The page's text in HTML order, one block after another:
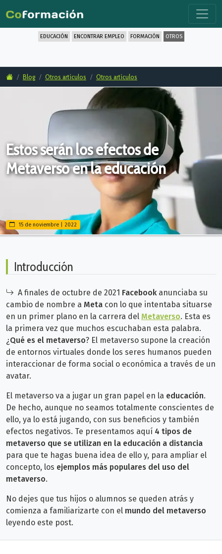
EDUCACIÓN ENCONTRAR EMPLEO FORMACIÓN OTROS
Blog Otros artículos Otros artículos
Estos serán los efectos de
Metaverso en la educación
15 de noviembre | 2022
Introducción
A finales de octubre de 2021 Facebookanunciaba su
cambio de nombre a Meta con lo que intentaba situarse
en un primer plano en la carrera del Metaverso. Esta es
la primera vez que muchos escuchaban esta palabra.
¿Qué es el metaverso? El metaverso supone la creación
de entornos virtuales donde los seres humanos pueden
interaccionar de forma social o económica a través de un
avatar.
El metaverso va a jugar un gran papel en la educación.
De hecho, aunque no seamos totalmente conscientes de
ello, ya lo está jugando, con sus beneficios y también
efectos negativos. Te presentamos aquí 4 tipos de
metaverso que se utilizan en la educación a distancia
para que te hagas buena idea de ello y, para ampliar el
concepto, los ejemplos más populares del uso del
metaverso.
No dejes que tus hijos o alumnos se queden atrás y
comienza a familiarizarte con el mundo del metaverso
leyendo este post.